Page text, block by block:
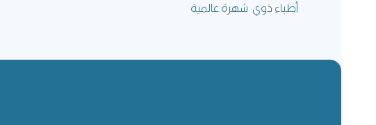
أطباء ذوي شهرة عالمية